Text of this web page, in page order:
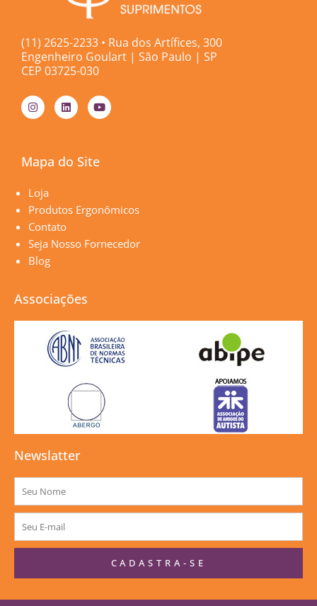
(11) 2625-2233 • Rua dos Artífices, 300
Engenheiro Goulart | São Paulo | SP
CEP 03725-030
I
n
s
r
a
L
i
n
i
n
Y
o
u
e
Mapa do Site
Loja
Produtos Ergonômicos
Contato
Seja Nosso Fornecedor
Blog
Associações
Newslatter
Nome
mail
CADASTRA-SE